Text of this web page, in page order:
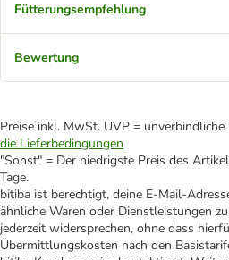
Fütterungsempfehlung
Bewertung
Preise inkl. MwSt. UVP =
die Lieferbedingungen
"Sonst" = Der niedrigste Preis des
Tage.
bitiba ist berechtigt, deine E-Mail-
ähnliche Waren oder Dienstleistungen
jederzeit widersprechen, ohne dass
Übermittlungskosten nach den